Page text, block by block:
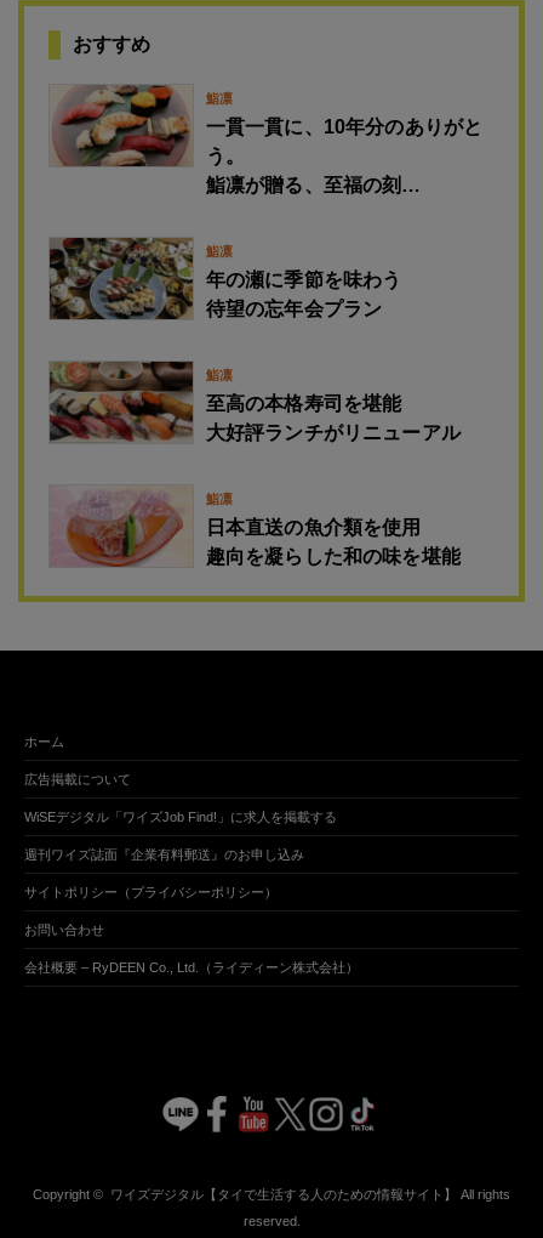
おすすめ
鮨凛
一貫一貫に、10年分のありがと
う。
鮨凛が贈る、至福の刻…
鮨凛
年の瀬に季節を味わう
待望の忘年会プラン
鮨凛
至高の本格寿司を堪能
大好評ランチがリニューアル
鮨凛
日本直送の魚介類を使用
趣向を凝らした和の味を堪能
ホーム
広告掲載について
WiSEデジタル「ワイズJob Find!」に求人を掲載する
週刊ワイズ誌面『企業有料郵送』のお申し込み
サイトポリシー（プライバシーポリシー）
お問い合わせ
会社概要 – RyDEEN Co., Ltd.（ライディーン株式会社）
Copyright © ワイズデジタル【タイで生活する人のための情報サイト】
All rights
reserved.